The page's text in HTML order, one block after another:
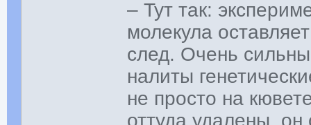
– Тут так:
молекула
след. Очень
налиты
не просто на
оттуда удалены, он